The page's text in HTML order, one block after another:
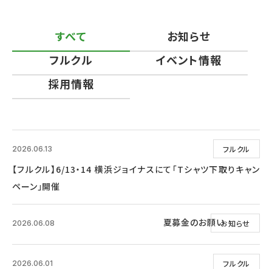
すべて
お知らせ
フルクル
イベント情報
採用情報
フルクル
2026.06.13
【フルクル】6/13・14 横浜ジョイナスにて「Tシャツ下取りキャン
ペーン」開催
お知らせ
2026.06.08 夏募金のお願い
フルクル
2026.06.01